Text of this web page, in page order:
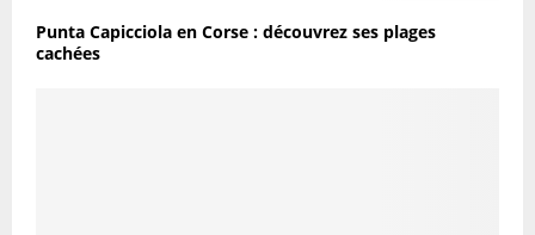
Punta Capicciola en Corse : découvrez ses plages
cachées